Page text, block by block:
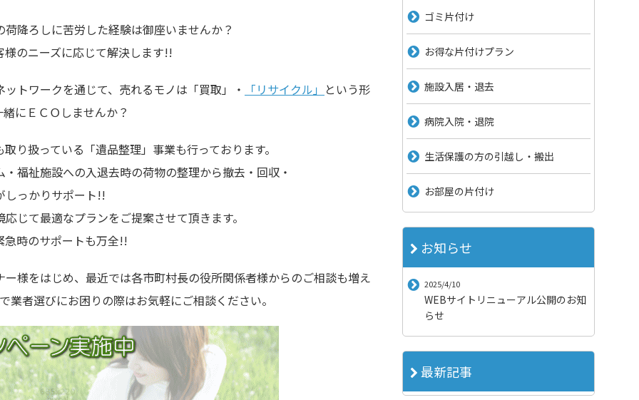
荷降ろしに苦労した経験は御座いませんか？
のニーズに応じて解決します!!
トワークを通じて、売れるモノは「買取」・ 「リサイクル」 という形
にＥＣＯしませんか？
り扱っている「遺品整理」事業も行っております。
福祉施設への入退去時の荷物の整理から撤去・回収・
しっかりサポート!!
じて最適なプランをご提案させて頂きます。
時のサポートも万全!!
様をはじめ、最近では各市町村長の役所関係者様からのご相談も増え
者選びにお困りの際はお気軽にご相談ください。
ゴミ片付け
お得な片付けプラン
施設入居・退去
病院入院・退院
生活保護の方の引越し・搬出
お部屋の片付け
お知らせ
2025/4/10
WEBサイトリニューアル公開のお知
らせ
最新記事